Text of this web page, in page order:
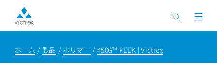
ホーム 製品 ポリマー 450G™ PEEK | Victrex